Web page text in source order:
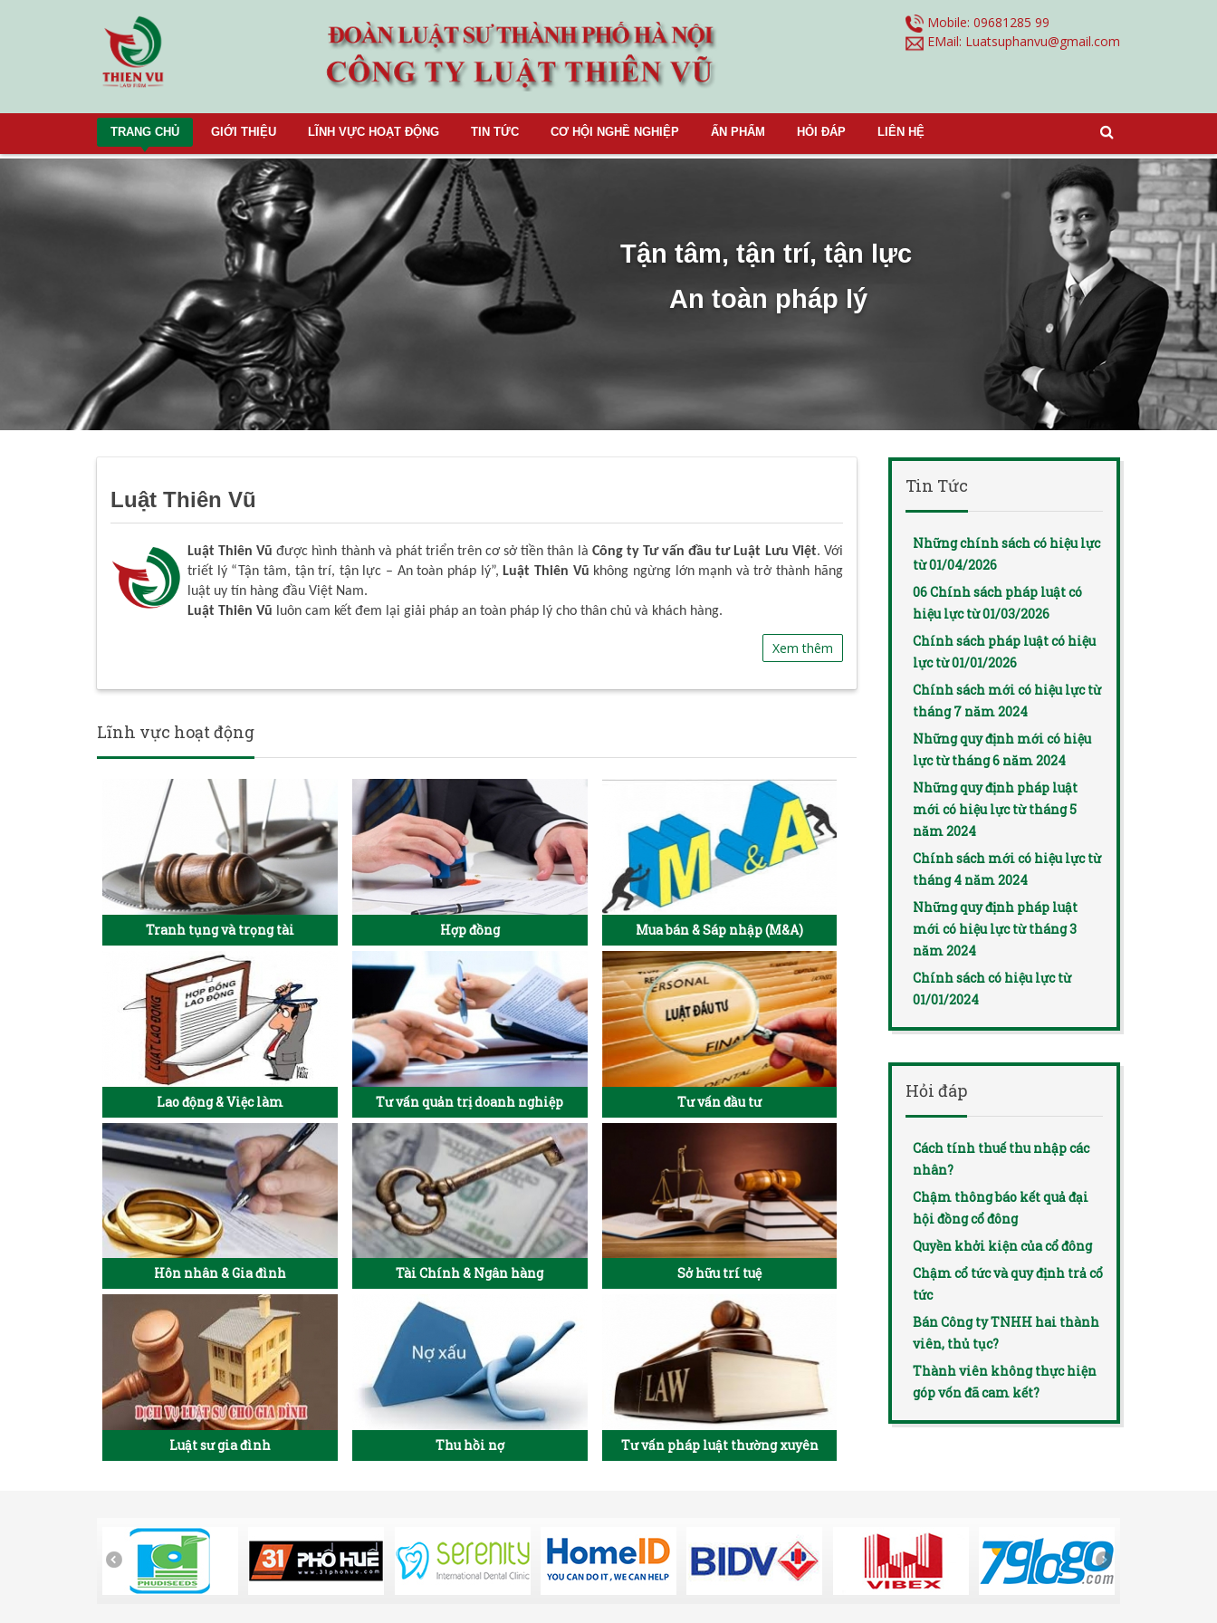
Mobile: 09681285 99
EMail: Luatsuphanvu@gmail.com
TRANG CHỦ GIỚI THIỆU LĨNH VỰC HOẠT ĐỘNG TIN TỨC CƠ HỘI NGHỀ NGHIỆP ẤN PHẨM HỎI ĐÁP LIÊN HỆ
Tận tâm, tận trí, tận lực
An toàn pháp lý
Luật Thiên Vũ
Luật Thiên Vũ được hình thành và phát triển trên cơ sở tiền thân là Công ty Tư vấn đầu tư Luật Lưu Việt. Với
triết lý “Tận tâm, tận trí, tận lực – An toàn pháp lý”,Luật Thiên Vũ không ngừng lớn mạnh và trở thành hãng
luật uy tín hàng đầu Việt Nam.
Luật Thiên Vũ luôn cam kết đem lại giải pháp an toàn pháp lý cho thân chủ và khách hàng.
Xem thêm
Lĩnh vực hoạt động
Tranh tụng và trọng tài Hợp đồng Mua bán & Sáp nhập (M&A)
Lao động & Việc làm Tư vấn quản trị doanh nghiệp Tư vấn đầu tư
Hôn nhân & Gia đình Tài Chính & Ngân hàng Sở hữu trí tuệ
Luật sư gia đình Thu hồi nợ Tư vấn pháp luật thường xuyên
Tin Tức
Những chính sách có hiệu lực
từ 01/04/2026
06 Chính sách pháp luật có
hiệu lực từ 01/03/2026
Chính sách pháp luật có hiệu
lực từ 01/01/2026
Chính sách mới có hiệu lực từ
tháng 7 năm 2024
Những quy định mới có hiệu
lực từ tháng 6 năm 2024
Những quy định pháp luật
mới có hiệu lực từ tháng 5
năm 2024
Chính sách mới có hiệu lực từ
tháng 4 năm 2024
Những quy định pháp luật
mới có hiệu lực từ tháng 3
năm 2024
Chính sách có hiệu lực từ
01/01/2024
Hỏi đáp
Cách tính thuế thu nhập các
nhân?
Chậm thông báo kết quả đại
hội đồng cổ đông
Quyền khởi kiện của cổ đông
Chậm cổ tức và quy định trả cổ
tức
Bán Công ty TNHH hai thành
viên, thủ tục?
Thành viên không thực hiện
góp vốn đã cam kết?